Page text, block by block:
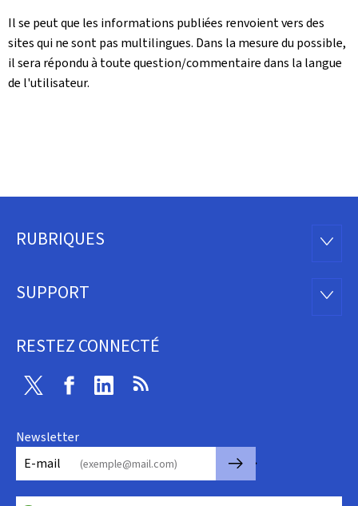
Il se peut que les informations publiées renvoient vers des
sites qui ne sont pas multilingues. Dans la mesure du possible,
il sera répondu à toute question/commentaire dans la langue
de l'utilisateur.
Pied
page
RUBRIQUES
SUPPORT
RESTEZ CONNECTÉ
Twitter FacebookLinkedin
Newsletter
E-mail
🡒